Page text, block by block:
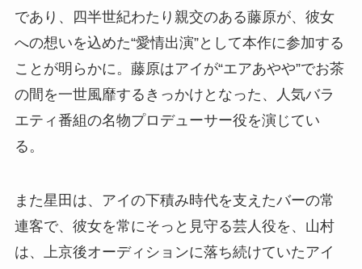
であり、四半世紀わたり親交のある藤原が、彼女
への想いを込めた“愛情出演”として本作に参加する
ことが明らかに。藤原はアイが“エアあやや”でお茶
の間を一世風靡するきっかけとなった、人気バラ
エティ番組の名物プロデューサー役を演じてい
る。
また星田は、アイの下積み時代を支えたバーの常
連客で、彼女を常にそっと見守る芸人役を、山村
は、上京後オーディションに落ち続けていたアイ